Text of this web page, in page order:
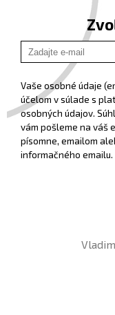
Vaše osobné údaje
účelom v súlade s
osobných údajov.
vám pošleme na váš
písomne, emailom
informačného emailu.